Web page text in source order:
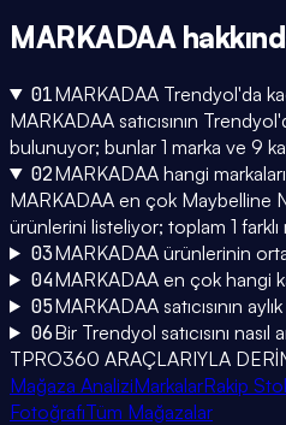
MARKADAA
01MARKADAA Trendyol'da
MARKADAA satıcısının
bulunuyor; bunlar 1 marka ve 9
02MARKADAA hangi
MARKADAA en çok Maybelline
ürünlerini listeliyor; toplam 1 farklı
03MARKADAA ürünlerinin
04MARKADAA en çok hangi
05MARKADAA satıcısının
06Bir Trendyol satıcısını
TPRO360 ARAÇLARIYLA
Mağaza AnaliziMarkalarRakip
FotoğrafıTüm Mağazalar